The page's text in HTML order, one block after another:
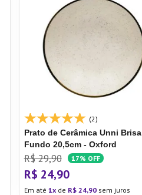
(2)
Prato de Cerâmica Unni Brisa
Fundo 20,5cm - Oxford
R$ 29,90 17% OFF
R$ 24,90
Em até 1 de R$ 24,90sem juros